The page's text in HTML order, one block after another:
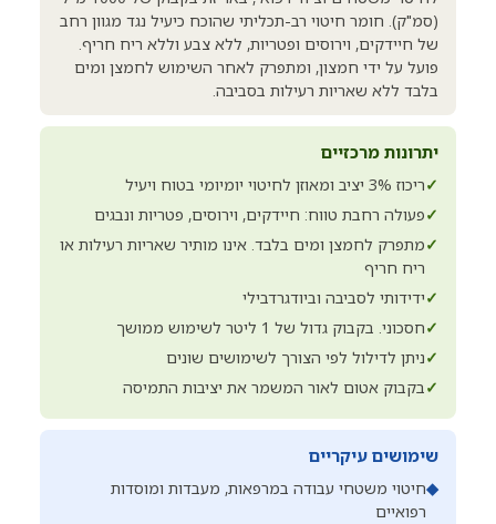
(סמ"ק). חומר חיטוי רב-תכליתי שהוכח כיעיל נגד מגוון רחב
של חיידקים, וירוסים ופטריות, ללא צבע וללא ריח חריף.
פועל על ידי חמצון, ומתפרק לאחר השימוש לחמצן ומים
בלבד ללא שאריות רעילות בסביבה.
יתרונות מרכזיים
✓ריכוז 3% יציב ומאוזן לחיטוי יומיומי בטוח ויעיל
✓פעולה רחבת טווח: חיידקים, וירוסים, פטריות ונבגים
✓מתפרק לחמצן ומים בלבד. אינו מותיר שאריות רעילות או
ריח חריף
✓ידידותי לסביבה וביודגרדבילי
✓חסכוני. בקבוק גדול של 1 ליטר לשימוש ממושך
✓ניתן לדילול לפי הצורך לשימושים שונים
✓בקבוק אטום לאור המשמר את יציבות התמיסה
שימושים עיקריים
◆חיטוי משטחי עבודה במרפאות, מעבדות ומוסדות
רפואיים